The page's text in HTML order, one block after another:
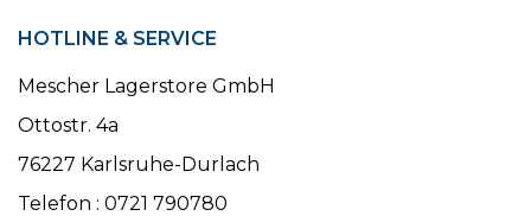
HOTLINE & SERVICE
Mescher Lagerstore GmbH
Ottostr. 4a
76227 Karlsruhe-Durlach
Telefon : 0721 790780